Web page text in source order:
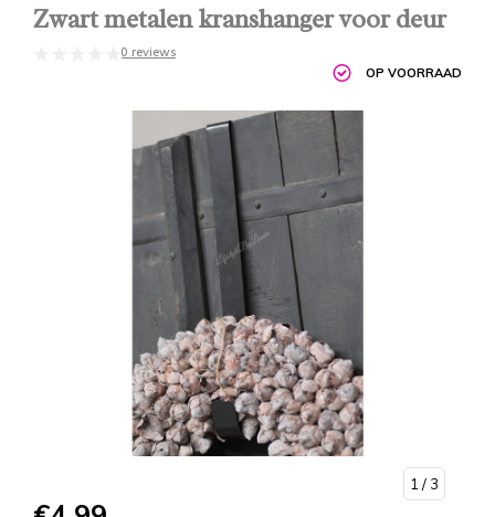
Zwart metalen kranshanger voor deur
0 reviews
OP VOORRAAD
1 / 3